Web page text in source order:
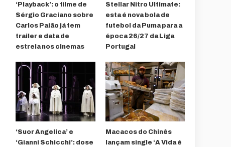
‘Playback’: o filme de
Sérgio Graciano sobre
Carlos Paião já tem
trailer e data de
estreia nos cinemas
Stellar Nitro Ultimate:
esta é nova bola de
futebol da Puma para a
época 26/27 da Liga
Portugal
‘Suor Angelica’ e
‘Gianni Schicchi’: dose
Macacos do Chinês
lançam single ‘A Vida é